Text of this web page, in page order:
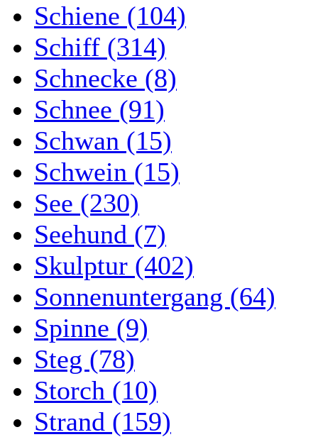
Schiene (104)
Schiff (314)
Schnecke (8)
Schnee (91)
Schwan (15)
Schwein (15)
See (230)
Seehund (7)
Skulptur (402)
Sonnenuntergang (64)
Spinne (9)
Steg (78)
Storch (10)
Strand (159)